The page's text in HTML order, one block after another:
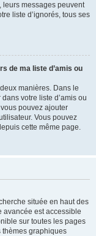
leurs messages peuvent
liste d’ignorés, tous ses
de ma liste d’amis ou
manières. Dans le
votre liste d’amis ou
pouvez ajouter
Vous pouvez
cette même page.
située en haut des
avancée est accessible
sur toutes les pages
thèmes graphiques